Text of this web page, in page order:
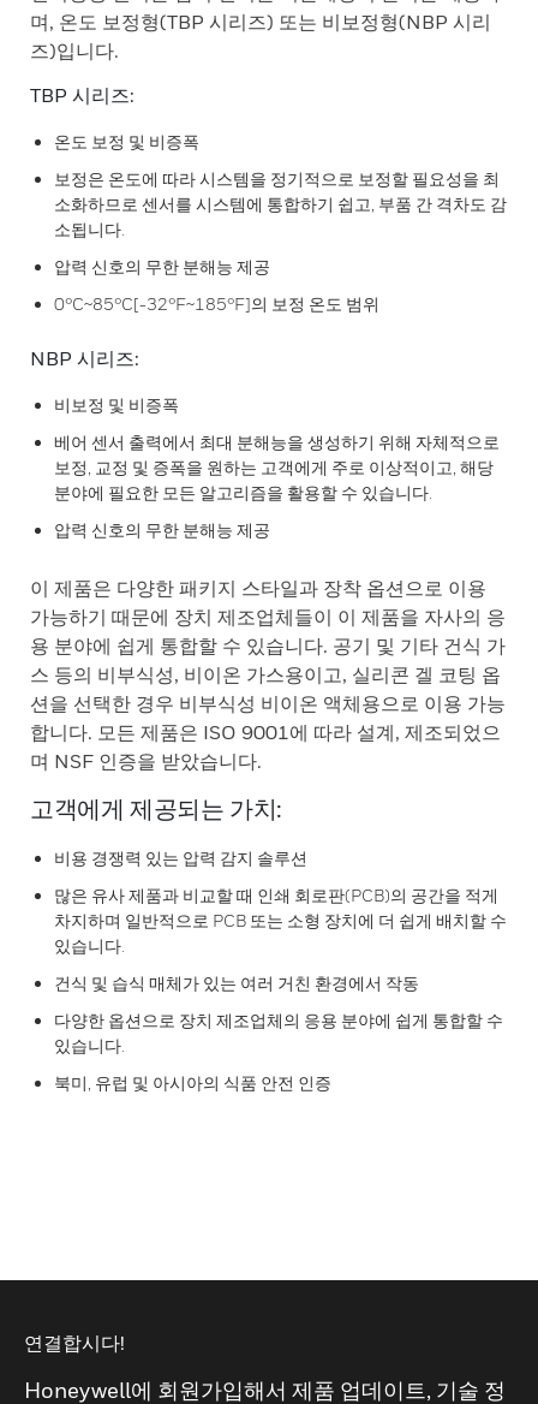
며, 온도 보정형(TBP 시리즈) 또는 비보정형(NBP 시리
즈)입니다.
TBP 시리즈:
온도 보정 및 비증폭
보정은 온도에 따라 시스템을 정기적으로 보정할 필요성을 최
소화하므로 센서를 시스템에 통합하기 쉽고, 부품 간 격차도 감
소됩니다.
압력 신호의 무한 분해능 제공
0°C~85°C[-32°F~185°F]의 보정 온도 범위
NBP 시리즈:
비보정 및 비증폭
베어 센서 출력에서 최대 분해능을 생성하기 위해 자체적으로
보정, 교정 및 증폭을 원하는 고객에게 주로 이상적이고, 해당
분야에 필요한 모든 알고리즘을 활용할 수 있습니다.
압력 신호의 무한 분해능 제공
이 제품은 다양한 패키지 스타일과 장착 옵션으로 이용
가능하기 때문에 장치 제조업체들이 이 제품을 자사의 응
용 분야에 쉽게 통합할 수 있습니다. 공기 및 기타 건식 가
스 등의 비부식성, 비이온 가스용이고, 실리콘 겔 코팅 옵
션을 선택한 경우 비부식성 비이온 액체용으로 이용 가능
합니다. 모든 제품은 ISO 9001에 따라 설계, 제조되었으
며 NSF 인증을 받았습니다.
고객에게 제공되는 가치:
비용 경쟁력 있는 압력 감지 솔루션
많은 유사 제품과 비교할 때 인쇄 회로판(PCB)의 공간을 적게
차지하며 일반적으로 PCB 또는 소형 장치에 더 쉽게 배치할 수
있습니다.
건식 및 습식 매체가 있는 여러 거친 환경에서 작동
다양한 옵션으로 장치 제조업체의 응용 분야에 쉽게 통합할 수
있습니다.
북미, 유럽 및 아시아의 식품 안전 인증
연결합시다!
Honeywell에 회원가입해서 제품 업데이트, 기술 정